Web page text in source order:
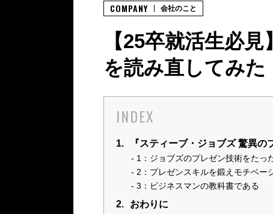
【25卒就活生必
を読み直してみた
INDEX
1. 『スティーブ・ジョブズ 驚異の
1：ジョブズのプレゼン技術をたっ
2：プレゼンスキルを鍛えモチベー
3：ビジネスマンの教科書である
2. おわりに
COMPANY 会社のこと